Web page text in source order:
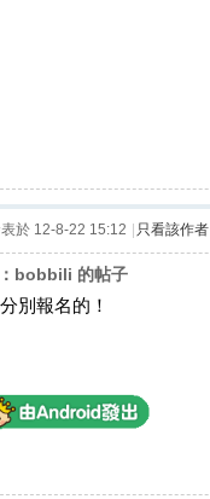
於 12-8-22 15:12 只看該作者
bobbili 的帖子
別報名的！